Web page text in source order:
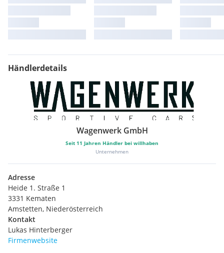
Händlerdetails
Wagenwerk GmbH
Seit 11 Jahren Händler bei willhaben
Unternehmen
Adresse
Heide 1. Straße 1
3331 Kematen
Amstetten, Niederösterreich
Kontakt
Lukas Hinterberger
Firmenwebsite